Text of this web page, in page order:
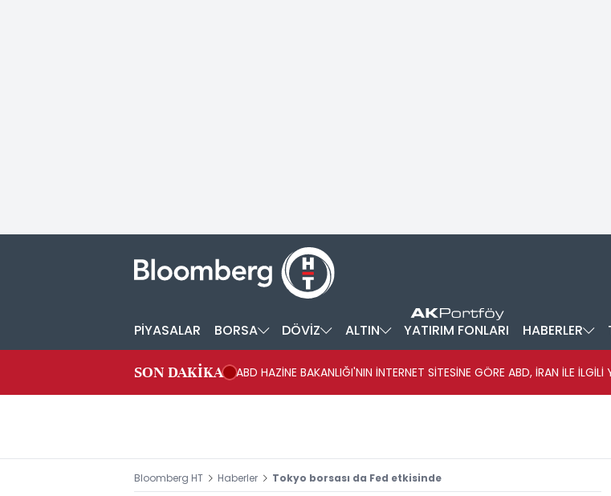
PİYASALAR BORSA DÖVİZ ALTIN YATIRIM FONLARI HABERLER
SON DAKİKA ABD HAZİNE BAKANLIĞI'NIN İNTERNET SİTESİNE GÖRE ABD, İRAN İLE
Bloomberg HT Haberler Tokyo borsası da Fed etkisinde